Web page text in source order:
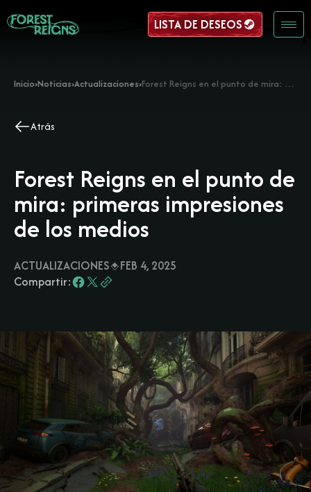
LISTA DE DESEOS
Inicio›Noticias›Actualizaciones› Forest Reigns en el punto de mira: primeras impresiones de los medios
Atrás
Forest Reigns en el punto de
mira: primeras impresiones
de los medios
ACTUALIZACIONES
FEB 4, 2025
Compartir: